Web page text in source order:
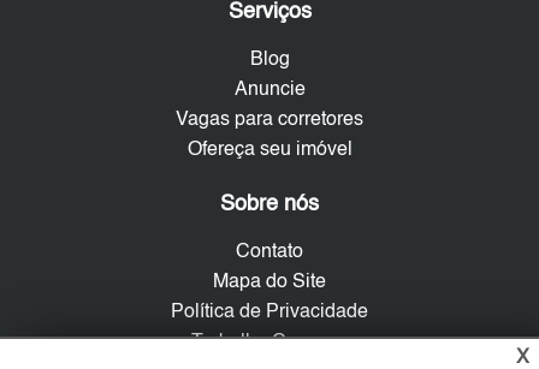
Serviços
Blog
Anuncie
Vagas para corretores
Ofereça seu imóvel
Sobre nós
Contato
Mapa do Site
Política de Privacidade
Trabalhe Conosco
X